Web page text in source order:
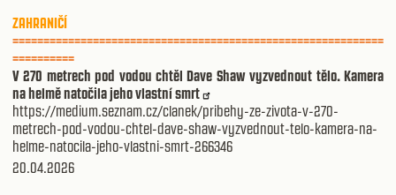
ZAHRANIČÍ
============================================================
==========
V 270 metrech pod vodou chtěl Dave Shaw vyzvednout tělo. Kamera
na helmě natočila jeho vlastní smrt
https://medium.seznam.cz/clanek/pribehy-ze-zivota-v-270-
metrech-pod-vodou-chtel-dave-shaw-vyzvednout-telo-kamera-na-
helme-natocila-jeho-vlastni-smrt-266346
20.04.2026